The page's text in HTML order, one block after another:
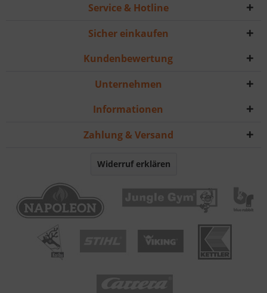
Service & Hotline
Sicher einkaufen
Kundenbewertung
Unternehmen
Informationen
Zahlung & Versand
Widerruf erklären